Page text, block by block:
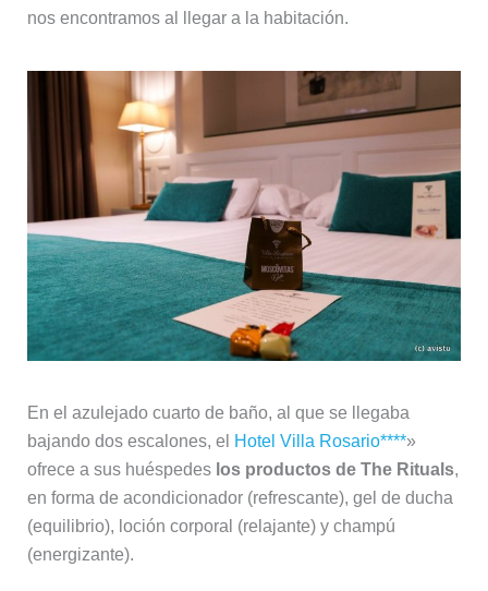
nos encontramos al llegar a la habitación.
En el azulejado cuarto de baño, al que se llegaba
bajando dos escalones, el
Hotel Villa Rosario****»
ofrece a sus huéspedes los productos de The Rituals,
en forma de acondicionador (refrescante), gel de ducha
(equilibrio), loción corporal (relajante) y champú
(energizante).